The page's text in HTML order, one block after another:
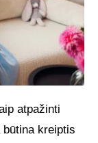
atpažinti
kreiptis